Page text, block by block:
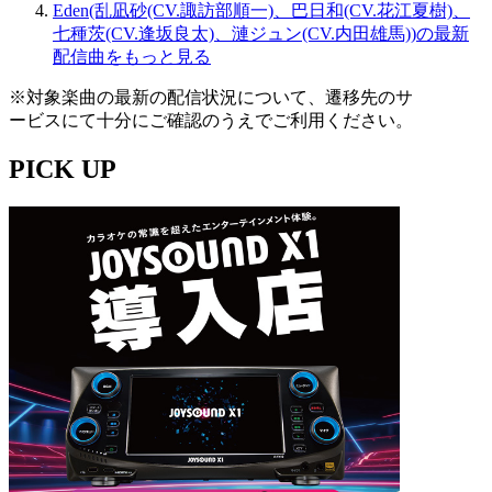
Eden(乱凪砂(CV.諏訪部順一)、巴日和(CV.花江夏樹)、
七種茨(CV.逢坂良太)、漣ジュン(CV.内田雄馬))の最新
配信曲をもっと見る
※対象楽曲の最新の配信状況について、遷移先のサ
ービスにて十分にご確認のうえでご利用ください。
PICK UP